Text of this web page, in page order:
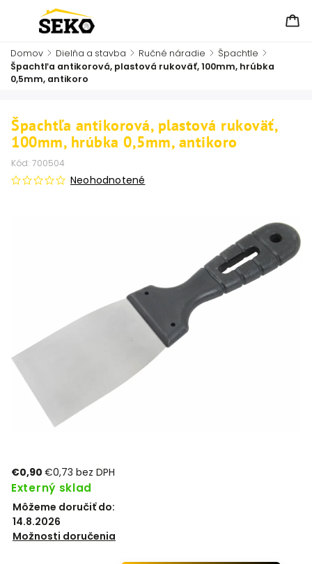
Domov / Dielňa a stavba / Ručné náradie / Špachtle /
Špachtľa antikorová, plastová rukoväť, 100mm, hrúbka
0,5mm, antikoro
Špachtľa antikorová, plastová rukoväť,
100mm, hrúbka 0,5mm, antikoro
Kód: 700504
Neohodnotené
€0,90 €0,73 bez DPH
Externý sklad
Môžeme doručiť do:
14.8.2026
Možnosti doručenia